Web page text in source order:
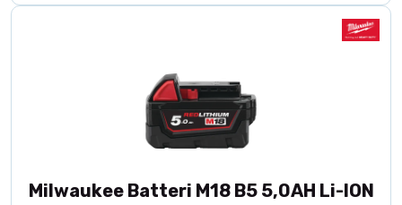
Milwaukee Batteri M18 B5 5,0AH Li-ION